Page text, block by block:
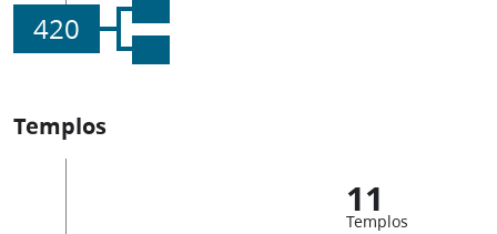
420
Templos
11
Templos